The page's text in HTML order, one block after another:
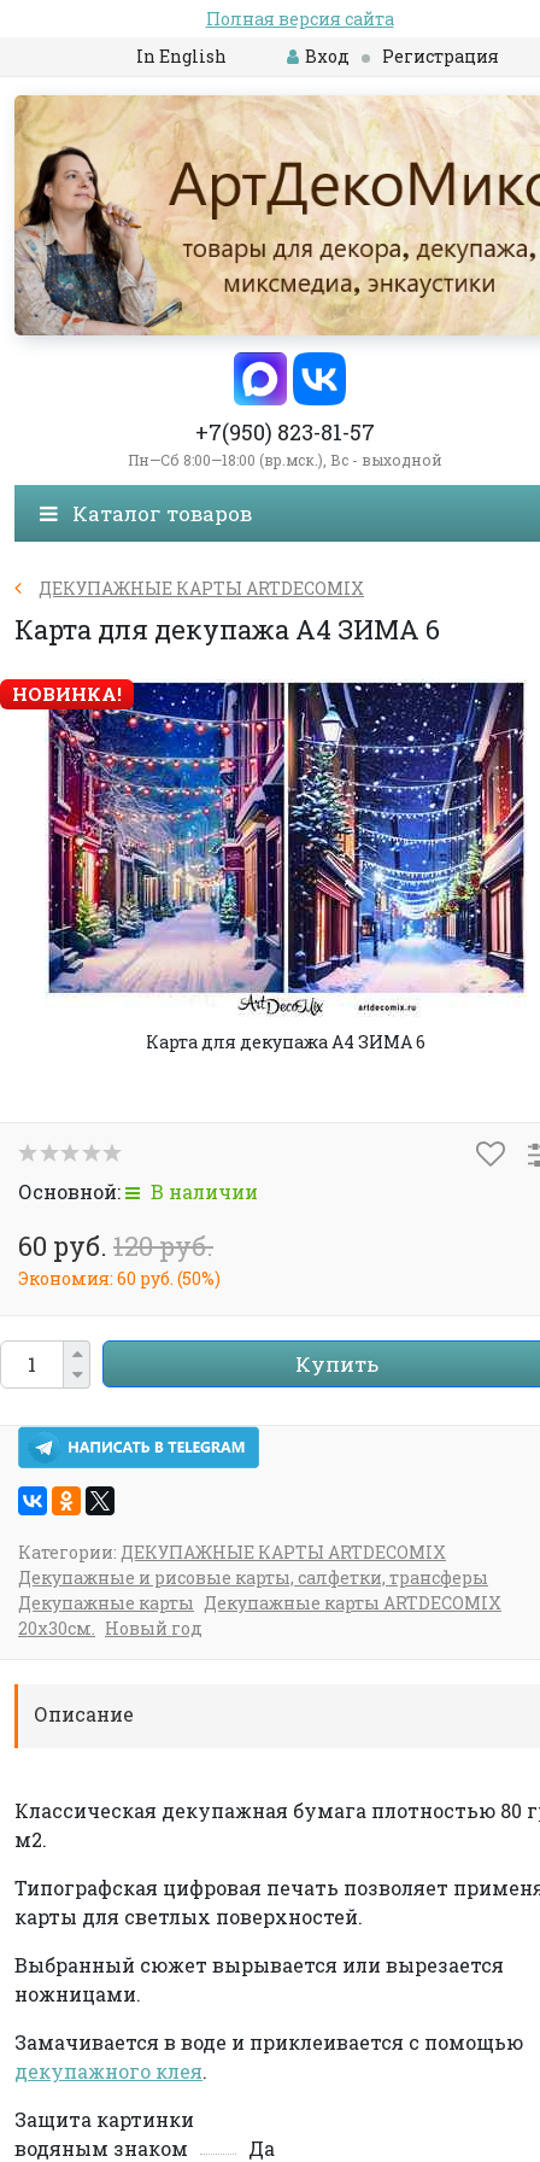
Полная версия сайта
In English
Вход Регистрация
+7(950) 823-81-57
Пн—Сб 8:00—18:00 (вр.мск.), Вс - выходной
Каталог товаров
ДЕКУПАЖНЫЕ КАРТЫ ARTDECOMIX
Карта для декупажа А4 ЗИМА 6
НОВИНКА!
Карта для декупажа А4 ЗИМА 6
Основной: В наличии
60 руб. 120 руб.
Экономия: 60 руб. (50%)
Купить
Категории: ДЕКУПАЖНЫЕ КАРТЫ ARTDECOMIX
Декупажные и рисовые карты, салфетки, трансферы
Декупажные карты Декупажные карты ARTDECOMIX
20х30см.
Новый год
Описание
Классическая декупажная бумага плотностью 80
м2.
Типографская цифровая печать позволяет
карты для светлых поверхностей.
Выбранный сюжет вырывается или вырезается
ножницами.
Замачивается в воде и приклеивается с помощью
декупажного клея.
Защита картинки
водяным знаком
Да